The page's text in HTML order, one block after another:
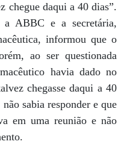
chegue daqui a 40 dias”.
ABBC e a secretária,
informou que o
ao ser questionada
havia dado no
chegasse daqui a 40
sabia responder e que
em uma reunião e não